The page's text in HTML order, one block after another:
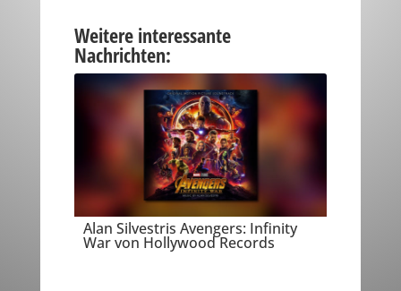
Weitere interessante
Nachrichten:
Alan Silvestris Avengers: Infinity
War von Hollywood Records